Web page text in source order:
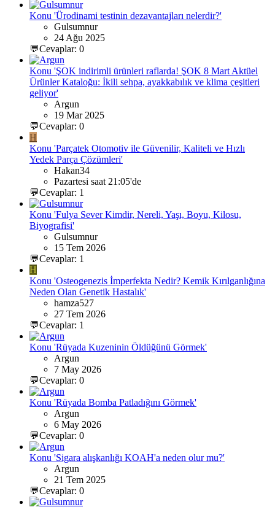
Konu 'Ürodinami testinin dezavantajları nelerdir?'
Gulsumnur
24 Ağu 2025
💬Cevaplar: 0
Konu 'ŞOK indirimli ürünleri raflarda! ŞOK 8 Mart Aktüel
Ürünler Kataloğu: İkili sehpa, ayakkabılık ve klima çeşitleri
geliyor'
Argun
19 Mar 2025
💬Cevaplar: 0
H
Konu 'Parçatek Otomotiv ile Güvenilir, Kaliteli ve Hızlı
Yedek Parça Çözümleri'
Hakan34
Pazartesi saat 21:05'de
💬Cevaplar: 1
Konu 'Fulya Sever Kimdir, Nereli, Yaşı, Boyu, Kilosu,
Biyografisi'
Gulsumnur
15 Tem 2026
💬Cevaplar: 1
H
Konu 'Osteogenezis İmperfekta Nedir? Kemik Kırılganlığına
Neden Olan Genetik Hastalık'
hamza527
27 Tem 2026
💬Cevaplar: 1
Konu 'Rüyada Kuzeninin Öldüğünü Görmek'
Argun
7 May 2026
💬Cevaplar: 0
Konu 'Rüyada Bomba Patladığını Görmek'
Argun
6 May 2026
💬Cevaplar: 0
Konu 'Sigara alışkanlığı KOAH'a neden olur mu?'
Argun
21 Tem 2025
💬Cevaplar: 0